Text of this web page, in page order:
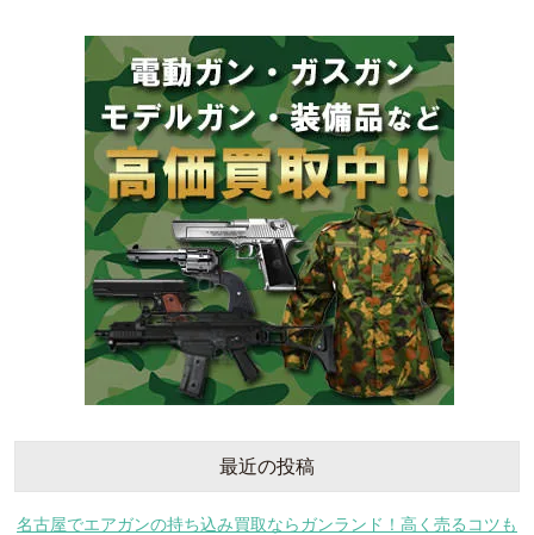
最近の投稿
名古屋でエアガンの持ち込み買取ならガンランド！高く売るコツも